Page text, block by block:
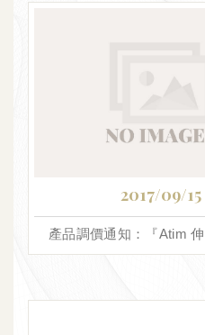
2017/09/15
產品調價通知：『Atim 伸